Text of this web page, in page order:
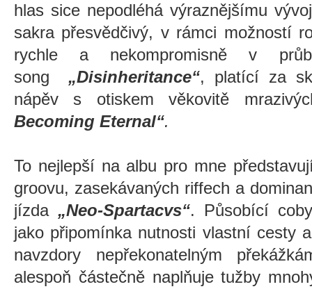
hlas sice nepodléhá výraznějšímu
sakra přesvědčivý, v rámci možností
rychle a nekompromisně v
song
„Disinheritance“, platící za
nápěv s otiskem věkovitě
Becoming Eternal“.
To nejlepší na albu pro mne
groovu, zasekávaných riffech a
jízda „Neo-Spartacvs“. Působící
jako připomínka nutnosti vlastní cesty
navzdory nepřekonatelným
alespoň částečně naplňuje tužby